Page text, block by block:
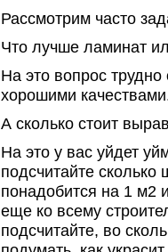
Рассмотрим часто
Что лучше ламинат
На это вопрос
хорошими
А сколько стоит
На это у вас уйдет
подсчитайте
понадобится на 1 м2
еще ко всему
подсчитайте, во